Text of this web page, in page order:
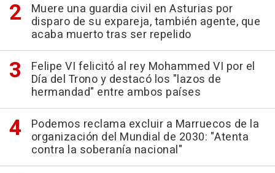
Muere una guardia civil en Asturias por
disparo de su expareja, también agente, que
acaba muerto tras ser repelido
Felipe VI felicitó al rey Mohammed VI por el
Día del Trono y destacó los "lazos de
hermandad" entre ambos países
Podemos reclama excluir a Marruecos de la
organización del Mundial de 2030: "Atenta
contra la soberanía nacional"